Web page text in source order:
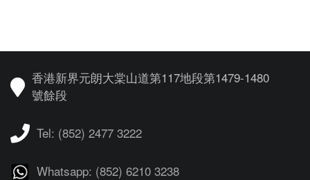
香港新界元朗大棠山道第117地段第1479-1480
號餘段
Tel: (852) 2477 3222
Whatsapp: (852) 6210 3238